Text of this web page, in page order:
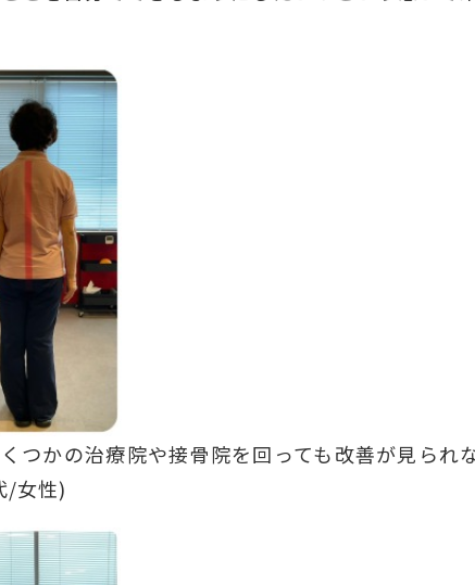
つかの治療院や接骨院を回っても改善が見られ
/女性)